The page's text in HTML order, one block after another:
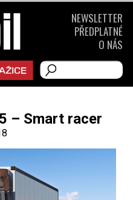
– Smart racer
NEWSLETTER
PŘEDPLATNÉ
O NÁS